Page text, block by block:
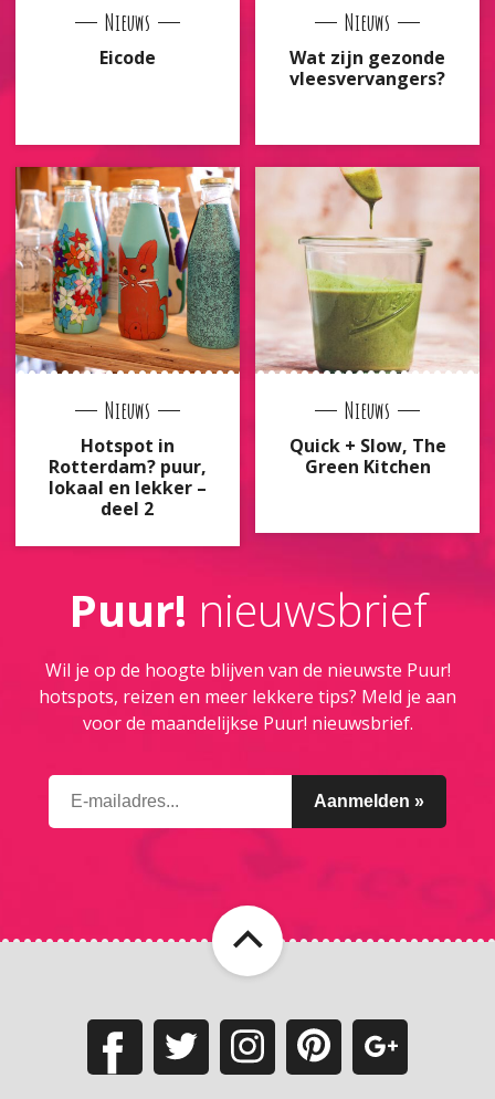
Nieuws
Eicode
Nieuws
Wat zijn gezonde
vleesvervangers?
Nieuws
Hotspot in
Rotterdam? puur,
lokaal en lekker –
deel 2
Nieuws
Quick + Slow, The
Green Kitchen
Puur! nieuwsbrief
Wil je op de hoogte blijven van de nieuwste Puur!
hotspots, reizen en meer lekkere tips? Meld je aan
voor de maandelijkse Puur! nieuwsbrief.